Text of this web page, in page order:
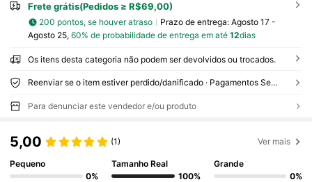
Frete grátis(Pedidos ≥ R$69,00)
200 pontos, se houver atraso Prazo de entrega: Agosto 17 -
Agosto 25, 60% de probabilidade de entrega em até 12dias
Os itens desta categoria não podem ser devolvidos ou trocados.
Reenviar se o item estiver perdido/danificado · Pagamentos Seguros · Proteção de privacidade
Para denunciar este vendedor e/ou produto
5,00 (1) Ver mais
Pequeno
0%
Tamanho Real
100%
Grande
0%